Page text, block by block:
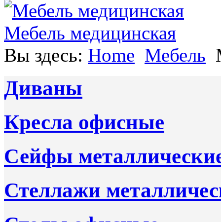
Мебель медицинская
Вы здесь: Home Мебель
Диваны
Кресла офисные
Сейфы
Стеллажи